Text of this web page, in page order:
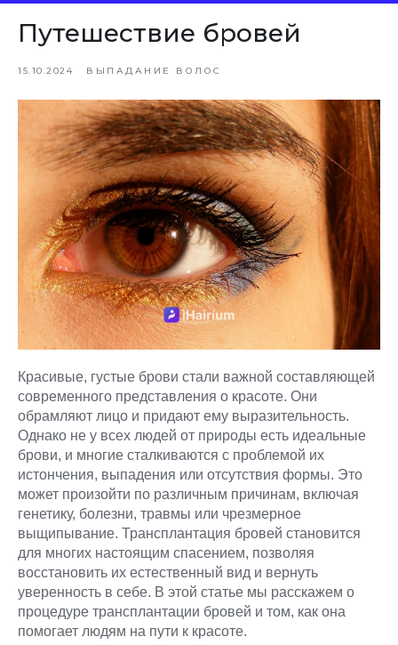
Путешествие бровей
15.10.2024 ВЫПАДАНИЕ ВОЛОС
Красивые, густые брови стали важной составляющей
современного представления о красоте. Они
обрамляют лицо и придают ему выразительность.
Однако не у всех людей от природы есть идеальные
брови, и многие сталкиваются с проблемой их
истончения, выпадения или отсутствия формы. Это
может произойти по различным причинам, включая
генетику, болезни, травмы или чрезмерное
выщипывание. Трансплантация бровей становится
для многих настоящим спасением, позволяя
восстановить их естественный вид и вернуть
уверенность в себе. В этой статье мы расскажем о
процедуре трансплантации бровей и том, как она
помогает людям на пути к красоте.